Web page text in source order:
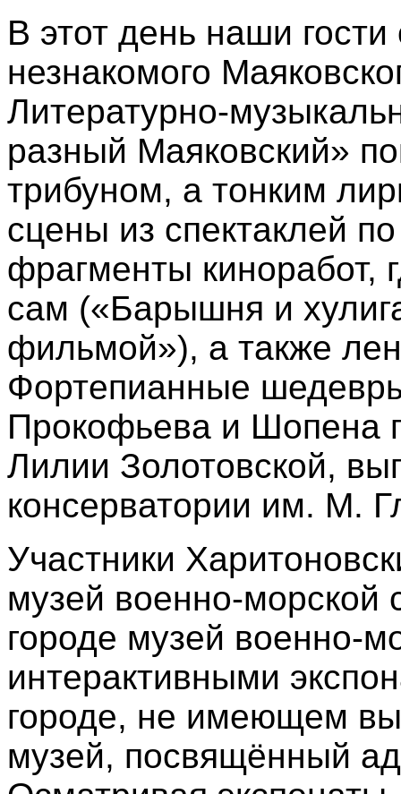
В этот день наши
незнакомого
Литературно‑
разный Маяковский»
трибуном, а тонким
сцены из спектаклей
фрагменты киноработ,
сам («Барышня и
фильмой»), а также
Фортепианные
Прокофьева и Шопена
Лилии Золотовской,
консерватории им. М.
Участники
музей военно‑морской
городе музей военно‑
интерактивными
городе, не имеющем
музей, посвящённый